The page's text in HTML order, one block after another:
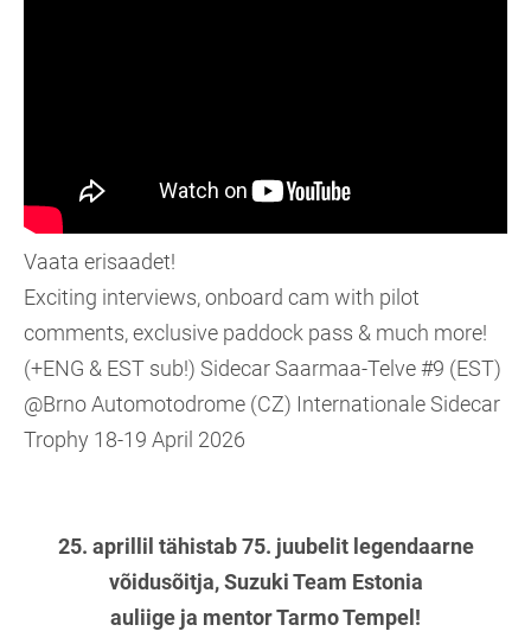
Vaata erisaadet!
Exciting interviews, onboard cam with pilot
comments, exclusive paddock pass & much more!
(+ENG & EST sub!) Sidecar Saarmaa-Telve #9 (EST)
@Brno Automotodrome (CZ) Internationale Sidecar
Trophy 18-19 April 2026
25. aprillil tähistab 75. juubelit legendaarne
võidusõitja, Suzuki Team Estonia
auliige ja mentor Tarmo Tempel!